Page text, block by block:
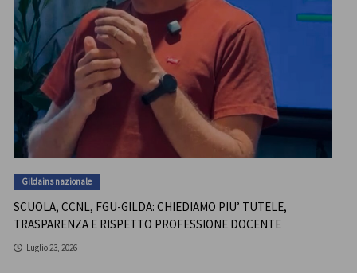
Gildains nazionale
SCUOLA, CCNL, FGU-GILDA: CHIEDIAMO PIU’ TUTELE,
TRASPARENZA E RISPETTO PROFESSIONE DOCENTE
Luglio 23, 2026